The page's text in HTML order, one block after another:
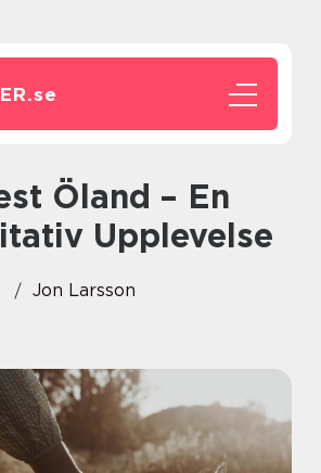
se
Upplevelse
Jon Larsson